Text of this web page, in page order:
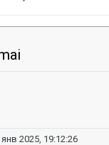
янв 2025, 19:12:26